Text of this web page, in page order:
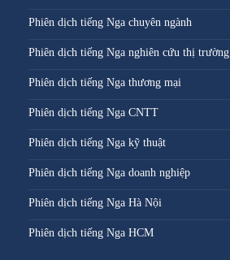
Phiên dịch tiếng Nga chuyên ngành
Phiên dịch tiếng Nga nghiên cứu thị trường
Phiên dịch tiếng Nga thương mại
Phiên dịch tiếng Nga CNTT
Phiên dịch tiếng Nga kỹ thuật
Phiên dịch tiếng Nga doanh nghiệp
Phiên dịch tiếng Nga Hà Nội
Phiên dịch tiếng Nga HCM